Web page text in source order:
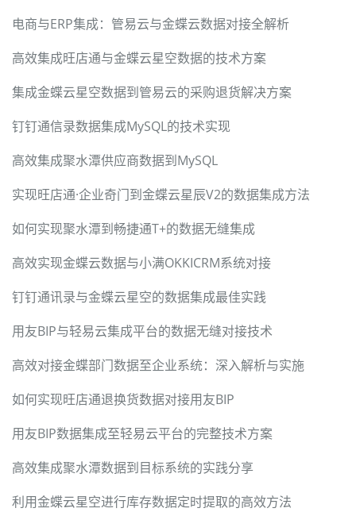
电商与ERP集成：管易云与金蝶云数据对接全解析
高效集成旺店通与金蝶云星空数据的技术方案
集成金蝶云星空数据到管易云的采购退货解决方案
钉钉通信录数据集成MySQL的技术实现
高效集成聚水潭供应商数据到MySQL
实现旺店通·企业奇门到金蝶云星辰V2的数据集成方法
如何实现聚水潭到畅捷通T+的数据无缝集成
高效实现金蝶云数据与小满OKKICRM系统对接
钉钉通讯录与金蝶云星空的数据集成最佳实践
用友BIP与轻易云集成平台的数据无缝对接技术
高效对接金蝶部门数据至企业系统：深入解析与实施
如何实现旺店通退换货数据对接用友BIP
用友BIP数据集成至轻易云平台的完整技术方案
高效集成聚水潭数据到目标系统的实践分享
利用金蝶云星空进行库存数据定时提取的高效方法